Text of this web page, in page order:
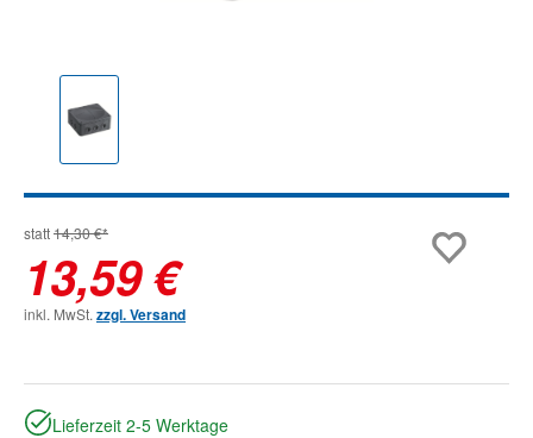
statt14,30 €*
13,59 €
inkl. MwSt. zzgl. Versand
Lieferzeit 2-5 Werktage